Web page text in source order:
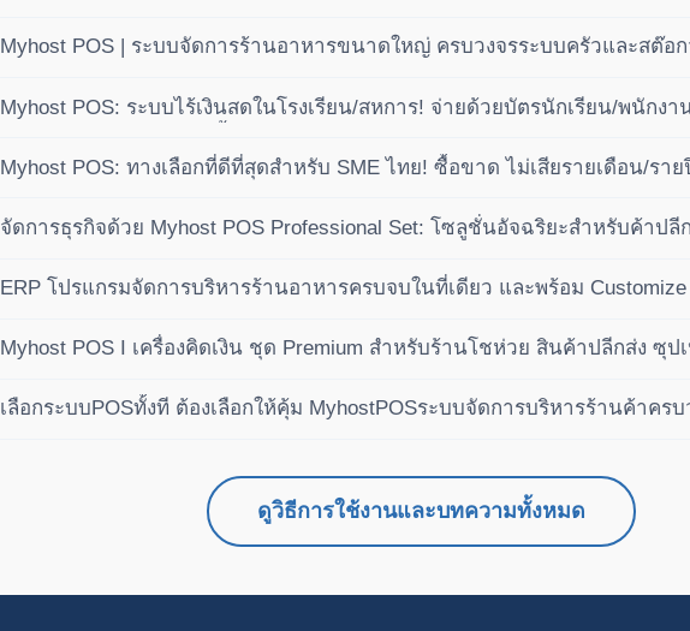
Myhost POS | ระบบจัดการร้านอาหารขนาดใหญ่ ครบวงจรระบบครัวและสต๊อ
Myhost POS: ระบบไร้เงินสดในโรงเรียน/สหการ! จ่ายด้วยบัตรนักเรียน/พนักง
Myhost POS: ทางเลือกที่ดีที่สุดสำหรับ SME ไทย! ซื้อขาด ไม่เสียรายเดือน/รา
จัดการธุรกิจด้วย Myhost POS Professional Set: โซลูชั่นอัจฉริยะสำหรับค้าปลี
ERP โปรแกรมจัดการบริหารร้านอาหารครบจบในที่เดียว และพร้อม
Myhost POS I เครื่องคิดเงิน ชุด Premium สำหรับร้านโชห่วย สินค้าปลีกส่ง ซุป
เลือกระบบPOSทั้งที ต้องเลือกให้คุ้ม MyhostPOSระบบจัดการบริหารร้านค้าครบ
ดูวิธีการใช้งานและบทความทั้งหมด